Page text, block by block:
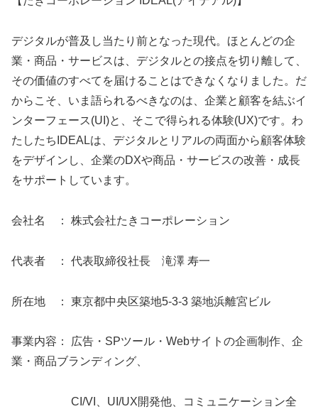
デジタルが普及し当たり前となった現代。ほとんどの企
業・商品・サービスは、デジタルとの接点を切り離して、
その価値のすべてを届けることはできなくなりました。だ
からこそ、いま語られるべきなのは、企業と顧客を結ぶイ
ンターフェース(UI)と、そこで得られる体験(UX)です。わ
たしたちIDEALは、デジタルとリアルの両面から顧客体験
をデザインし、企業のDXや商品・サービスの改善・成長
をサポートしています。
会社名 ： 株式会社たきコーポレーション
代表者 ： 代表取締役社長 滝澤 寿一
所在地 ： 東京都中央区築地5-3-3 築地浜離宮ビル
事業内容： 広告・SPツール・Webサイトの企画制作、企
業・商品ブランディング、
CI/VI、UI/UX開発他、コミュニケーション全